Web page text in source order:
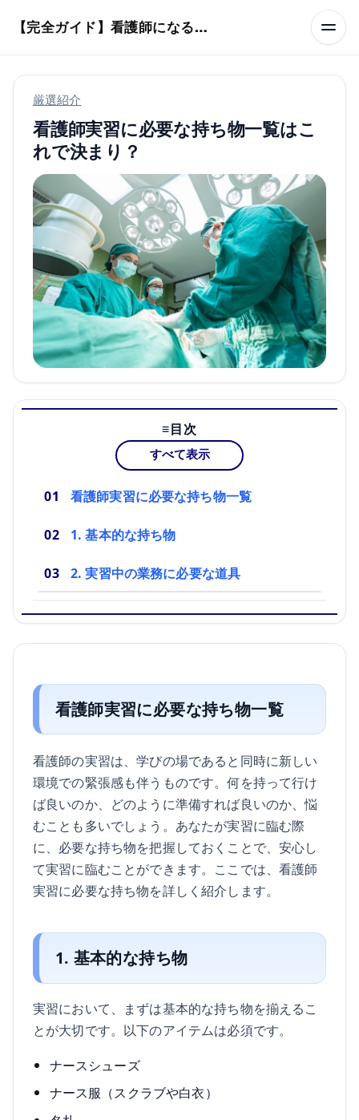
【完全ガイド】看護師になるまでのステップ＆スケジュール
厳選紹介
看護師実習に必要な持ち物一覧はこ
れで決まり？
目次
すべて表示
看護師実習に必要な持ち物一覧
1. 基本的な持ち物
2. 実習中の業務に必要な道具
看護師実習に必要な持ち物一覧
看護師の実習は、学びの場であると同時に新しい
環境での緊張感も伴うものです。何を持って行け
ば良いのか、どのように準備すれば良いのか、悩
むことも多いでしょう。あなたが実習に臨む際
に、必要な持ち物を把握しておくことで、安心し
て実習に臨むことができます。ここでは、看護師
実習に必要な持ち物を詳しく紹介します。
1. 基本的な持ち物
実習において、まずは基本的な持ち物を揃えるこ
とが大切です。以下のアイテムは必須です。
ナースシューズ
ナース服（スクラブや白衣）